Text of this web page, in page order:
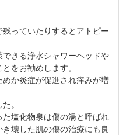
っていたりするとアトピー
きる浄水シャワーヘッドや
をお勧めします。
か炎症が促進され痒みが増
。
塩化物泉は傷の湯と呼ばれ
壊した肌の傷の治療にも良